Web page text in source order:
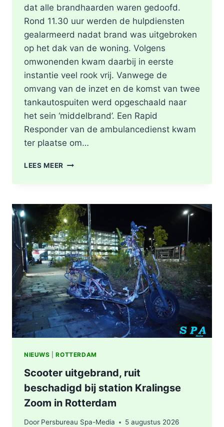
dat alle brandhaarden waren gedoofd.
Rond 11.30 uur werden de hulpdiensten
gealarmeerd nadat brand was uitgebroken
op het dak van de woning. Volgens
omwonenden kwam daarbij in eerste
instantie veel rook vrij. Vanwege de
omvang van de inzet en de komst van twee
tankautospuiten werd opgeschaald naar
het sein ‘middelbrand’. Een Rapid
Responder van de ambulancedienst kwam
ter plaatse om…
LEES MEER BRAND
WONING
TIJDENS
WERKZAAMHEDEN
AAN
LIEVEN
DE
KEYSTRAAT
IN
ROTTERDAM
NIEUWS |ROTTERDAM
Scooter uitgebrand, ruit
beschadigd bij station Kralingse
Zoom in Rotterdam
Door Persbureau Spa-Media 5 augustus 2026